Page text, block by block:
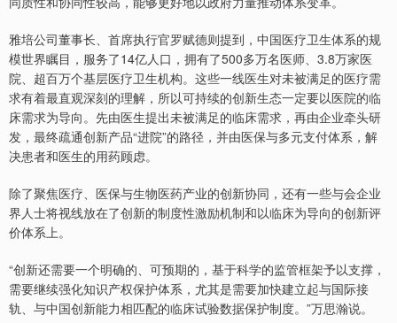
雅培公司董事长、首席执行官罗赋德则提到，中国医疗卫生体系的规
模世界瞩目，服务了14亿人口，拥有了500多万名医师、3.8万家医
院、超百万个基层医疗卫生机构。这些一线医生对未被满足的医疗需
求有着最直观深刻的理解，所以可持续的创新生态一定要以医院的临
床需求为导向。先由医生提出未被满足的临床需求，再由企业牵头研
发，最终疏通创新产品“进院”的路径，并由医保与多元支付体系，解
决患者和医生的用药顾虑。
除了聚焦医疗、医保与生物医药产业的创新协同，还有一些与会企业
界人士将视线放在了创新的制度性激励机制和以临床为导向的创新评
价体系上。
“创新还需要一个明确的、可预期的，基于科学的监管框架予以支撑，
需要继续强化知识产权保护体系，尤其是需要加快建立起与国际接
轨、与中国创新能力相匹配的临床试验数据保护制度。”万思瀚说。